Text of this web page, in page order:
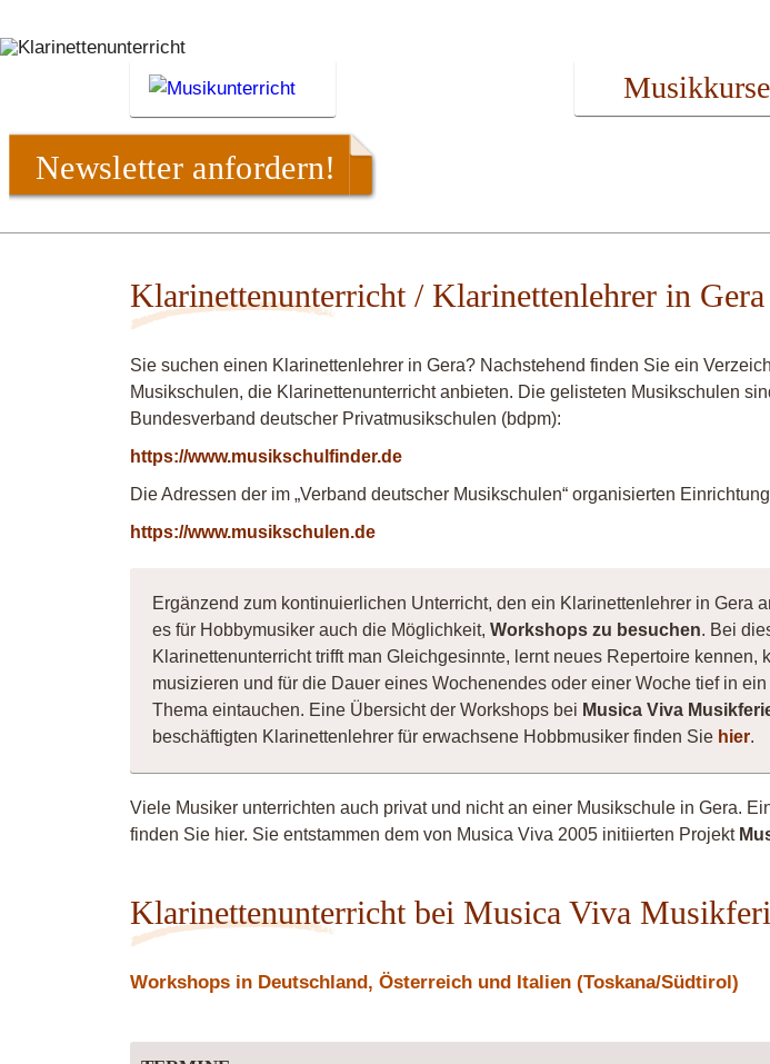
Musikkurse
Newsletter anfordern!
Klarinettenunterricht / Klarinettenlehrer in Gera
Sie suchen einen Klarinettenlehrer in Gera? Nachstehend finden Sie ein
Musikschulen, die Klarinettenunterricht anbieten. Die gelisteten Musikschulen
Bundesverband deutscher Privatmusikschulen (bdpm):
https://www.musikschulfinder.de
Die Adressen der im „Verband deutscher Musikschulen“ organisierten
https://www.musikschulen.de
Ergänzend zum kontinuierlichen Unterricht, den ein Klarinettenlehrer in Gera
es für Hobbymusiker auch die Möglichkeit, Workshops zu besuchen. Bei
Klarinettenunterricht trifft man Gleichgesinnte, lernt neues Repertoire kennen,
musizieren und für die Dauer eines Wochenendes oder einer Woche tief in
Thema eintauchen. Eine Übersicht der Workshops bei Musica Viva
beschäftigten Klarinettenlehrer für erwachsene Hobbmusiker finden Sie hier.
Viele Musiker unterrichten auch privat und nicht an einer Musikschule in Gera.
finden Sie hier. Sie entstammen dem von Musica Viva 2005 initiierten Projekt
Klarinettenunterricht bei Musica Viva
Workshops in Deutschland, Österreich und Italien (Toskana/Südtirol)